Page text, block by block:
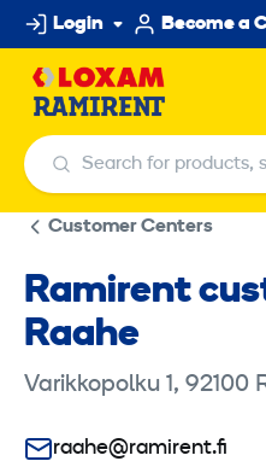
Skip
to
content
Login Become a
Search for products,
Search for products,
Customer Centers
Ramirent
Raahe
Varikkopolku 1, 92100
raahe@ramirent.fi